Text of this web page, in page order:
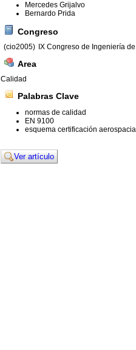
Mercedes Grijalvo
Bernardo Prida
Congreso
(cio2005) IX Congreso de Ingeniería
Area
Calidad
Palabras Clave
normas de calidad
EN 9100
esquema certificación aerospacial
Ver artículo